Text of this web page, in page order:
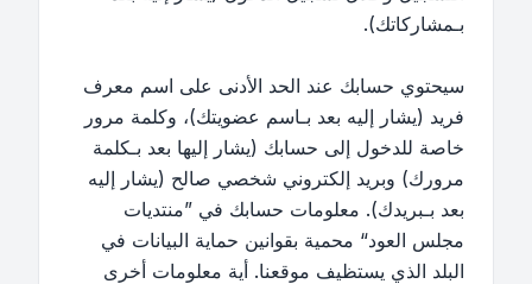
بـمشاركاتك).
سيحتوي حسابك عند الحد الأدنى على اسم معرف
فريد (يشار إليه بعد بـاسم عضويتك)، وكلمة مرور
خاصة للدخول إلى حسابك (يشار إليها بعد بـكلمة
مرورك) وبريد إلكتروني شخصي صالح (يشار إليه
بعد بـبريدك). معلومات حسابك في ”منتديات
مجلس العود“ محمية بقوانين حماية البيانات في
البلد الذي يستظيف موقعنا. أية معلومات أخرى